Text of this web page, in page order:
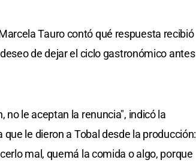
Tauro contó qué respuesta recibió
de dejar el ciclo gastronómico antes
no le aceptan la renuncia", indicó la
le dieron a Tobal desde la producción:
mal, quemá la comida o algo, porque